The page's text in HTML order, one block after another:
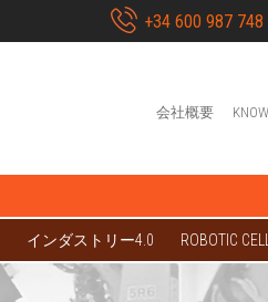
+34 600 987 748
会社概要
インダストリー4.0 ROBOTIC